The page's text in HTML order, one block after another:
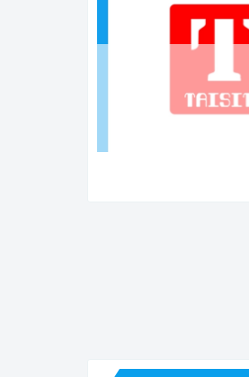
✅ Với kiểu dáng tủ